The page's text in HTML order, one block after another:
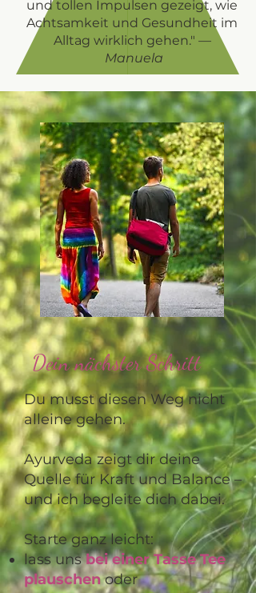
und tollen Impulsen gezeigt, wie
Achtsamkeit und Gesundheit im
Alltag wirklich gehen." —
Manuela
Dein nächster Schritt
Du musst diesen Weg nicht
alleine gehen.
Ayurveda zeigt dir deine
Quelle für Kraft und Balance –
und ich begleite dich dabei.
Starte ganz leicht:
lass unsbei einer Tasse Tee
plauschenoder